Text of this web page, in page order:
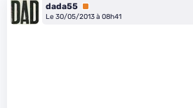
dada55 Premium
Le 30/05/2013 à 08h41